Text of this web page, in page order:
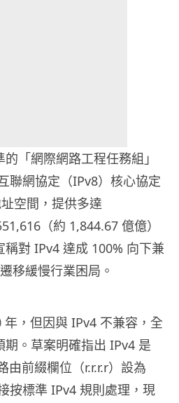
「網際網路工程任務組」
聯網協定（IPv8）核心協定
空間，提供多達
（約 1,844.67 億億）
對 IPv4 達成 100% 向下兼
移緩慢行業困局。
，但因與 IPv4 不兼容，全
。草案明確指出 IPv4 是
由前綴欄位（r.r.r.r）設為
按標準 IPv4 規則處理，現